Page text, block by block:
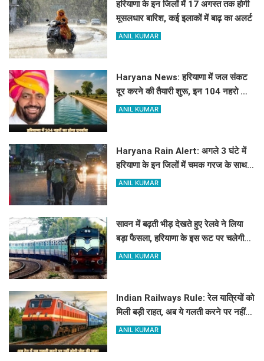
हरियाणा के इन जिलों में 17 अगस्त तक होगी
मूसलधार बारिश, कई इलाकों में बाढ़ का अलर्ट
ANIL KUMAR
Haryana News: हरियाणा में जल संकट
दूर करने की तैयारी शुरू, इन 104 नहरो का
होगा पुनर्वास
ANIL KUMAR
Haryana Rain Alert: अगले 3 घंटे में
हरियाणा के इन जिलों में चमक गरज के साथ
होगी बारिश, देखिए ताजा अलर्ट
ANIL KUMAR
सावन में बढ़ती भीड़ देखते हुए रेलवे ने लिया
बड़ा फैसला, हरियाणा के इस रूट पर चलेगी
स्पेशल ट्रेन, देखें टाइमिंग
ANIL KUMAR
Indian Railways Rule: रेल यात्रियों को
मिली बड़ी राहत, अब ये गलती करने पर नहीं
होगी कोई सजा
ANIL KUMAR